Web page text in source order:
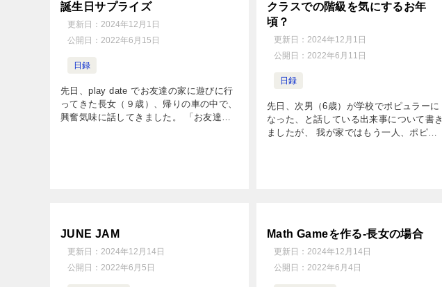
誕生日サプライズ
更新日： 2024年12月1日
公開日： 2022年6月15日
日録
先日、play date でお友達の家に遊びに行
ってきた長女（９歳）、帰りの車の中で、
興奮気味に話してきました。 「お友達の
クラスでの階級を気にするお年
頃？
更新日： 2024年12月1日
公開日： 2022年6月11日
日録
先日、次男（6歳）が学校でポピュラーに
なった、と話している出来事について書き
ましたが、 我が家ではもう一人、ポピュ
JUNE JAM
更新日： 2024年12月14日
公開日： 2022年6月5日
Math Gameを作る-長女の場合
更新日： 2024年12月14日
公開日： 2022年6月4日